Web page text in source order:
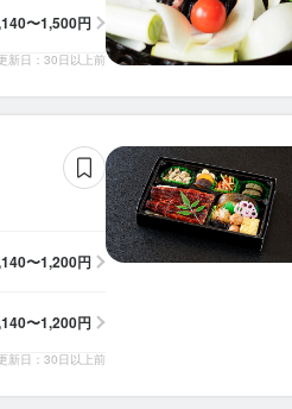
〜1,500円
新日：30日以上前
〜1,200円
〜1,200円
新日：30日以上前
求人を選択する
ホールスタッフ
求人を選択する
ホールスタッフ
調理師・調理スタッフ
求人を選択する
ホールスタッフ
ホールスタッフ
求人を選択する
ホールスタッフ
ホールスタッフ
求人を選択する
調理師・調理スタッフ
求人を選択する
ホールスタッフ
販売スタッフ
求人を選択する
ホールスタッフ
求人を選択する
ホールスタッフ
調理師・調理スタッフ
求人を選択する
ホールスタッフ
求人を選択する
ホールスタッフ
求人を選択する
ホールスタッフ
調理師・調理スタッフ